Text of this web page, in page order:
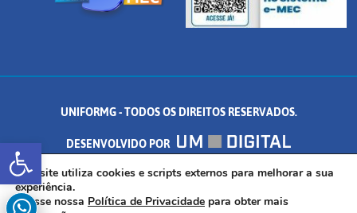
Abrir a barra de ferramentas
UNIFORMG - TODOS OS DIREITOS RESERVADOS.
DESENVOLVIDO POR
AV. DR. ARNALDO DE SENNA, 328 - PALMEIRAS, FORMIGA/MG - CEP:
35.574.530
Este site utiliza cookies e scripts externos para melhorar a sua
experiência.
Acesse nossa Política de Privacidade para obter mais